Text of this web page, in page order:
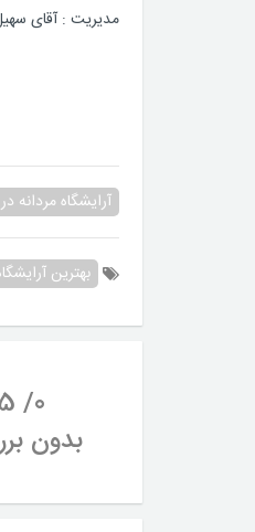
مدیریت : آقای
آرایشگاه مردانه
بهترین
0
/
5
بدون